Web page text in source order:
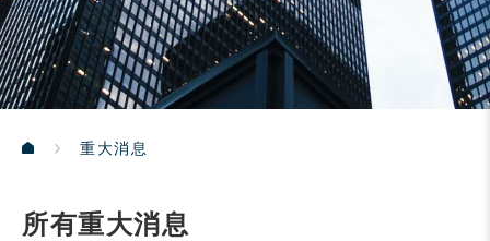
重大消息
所有重大消息